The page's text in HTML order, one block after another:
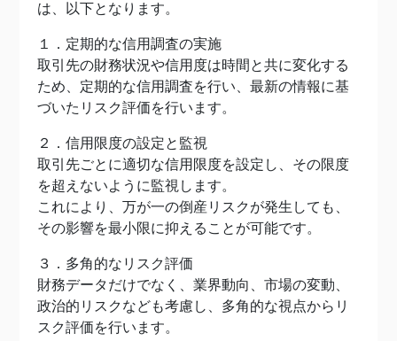
は、以下となります。
１．定期的な信用調査の実施
取引先の財務状況や信用度は時間と共に変化する
ため、定期的な信用調査を行い、最新の情報に基
づいたリスク評価を行います。
２．信用限度の設定と監視
取引先ごとに適切な信用限度を設定し、その限度
を超えないように監視します。
これにより、万が一の倒産リスクが発生しても、
その影響を最小限に抑えることが可能です。
３．多角的なリスク評価
財務データだけでなく、業界動向、市場の変動、
政治的リスクなども考慮し、多角的な視点からリ
スク評価を行います。